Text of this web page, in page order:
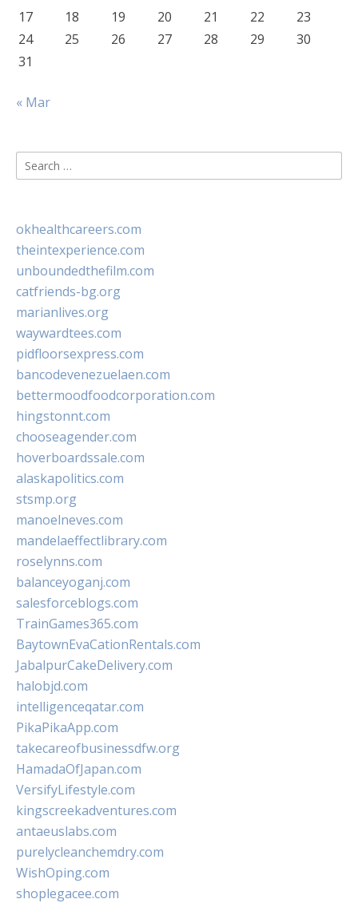
17
18 19 20 21 22
23
24
25 26 27 28 29
30
31
« Mar
Search
for:
okhealthcareers.com
theintexperience.com
unboundedthefilm.com
catfriends-bg.org
marianlives.org
waywardtees.com
pidfloorsexpress.com
bancodevenezuelaen.com
bettermoodfoodcorporation.com
hingstonnt.com
chooseagender.com
hoverboardssale.com
alaskapolitics.com
stsmp.org
manoelneves.com
mandelaeffectlibrary.com
roselynns.com
balanceyoganj.com
salesforceblogs.com
TrainGames365.com
BaytownEvaCationRentals.com
JabalpurCakeDelivery.com
halobjd.com
intelligenceqatar.com
PikaPikaApp.com
takecareofbusinessdfw.org
HamadaOfJapan.com
VersifyLifestyle.com
kingscreekadventures.com
antaeuslabs.com
purelycleanchemdry.com
WishOping.com
shoplegacee.com